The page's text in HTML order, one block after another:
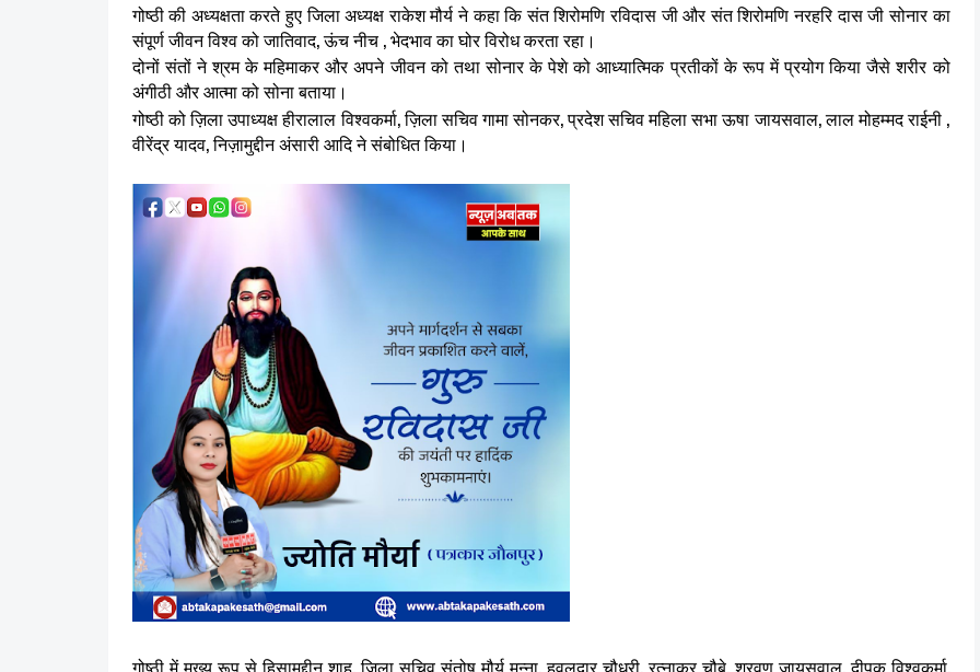
गोष्ठी की अध्यक्षता करते हुए जिला अध्यक्ष राकेश मौर्य ने कहा कि संत शिरोमणि रविदास जी और संत शिरोमणि नरहरि दास जी सोनार का
संपूर्ण जीवन विश्व को जातिवाद, ऊंच नीच , भेदभाव का घोर विरोध करता रहा।
दोनों संतों ने श्रम के महिमाकर और अपने जीवन को तथा सोनार के पेशे को आध्यात्मिक प्रतीकों के रूप में प्रयोग किया जैसे शरीर को
अंगीठी और आत्मा को सोना बताया।
गोष्ठी को ज़िला उपाध्यक्ष हीरालाल विश्वकर्मा, ज़िला सचिव गामा सोनकर, प्रदेश सचिव महिला सभा ऊषा जायसवाल, लाल मोहम्मद राईनी ,
वीरेंद्र यादव, निज़ामुद्दीन अंसारी आदि ने संबोधित किया।